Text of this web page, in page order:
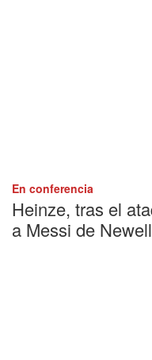
En conferencia
Heinze, tras el
a Messi de